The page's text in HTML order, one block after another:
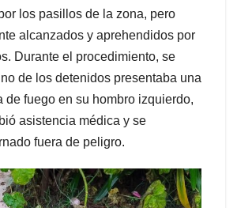
los pasillos de la zona, pero
alcanzados y aprehendidos por
Durante el procedimiento, se
de los detenidos presentaba una
de fuego en su hombro izquierdo,
asistencia médica y se
fuera de peligro.